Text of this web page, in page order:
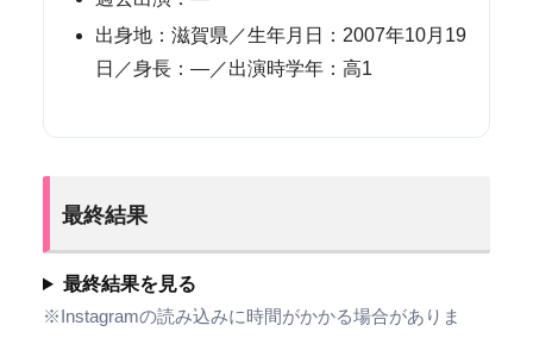
出身地：滋賀県／生年月日：2007年10月19
日／身長：—／出演時学年：高1
最終結果
最終結果を見る
※Instagramの読み込みに時間がかかる場合がありま